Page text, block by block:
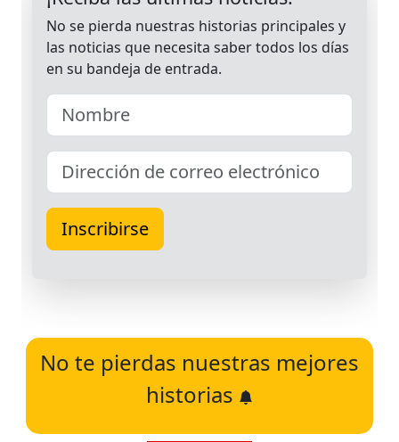
No te pierdas nuestras mejores
historias